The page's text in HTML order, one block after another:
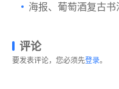
海报、葡萄酒复古书
评论
要发表评论，您必须先登录。